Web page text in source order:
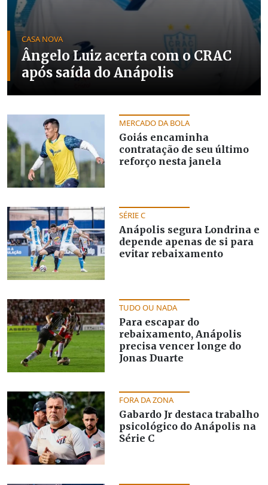
CASA NOVA
Ângelo Luiz acerta com o CRAC
após saída do Anápolis
MERCADO DA BOLA
Goiás encaminha
contratação de seu último
reforço nesta janela
SÉRIE C
Anápolis segura Londrina e
depende apenas de si para
evitar rebaixamento
TUDO OU NADA
Para escapar do
rebaixamento, Anápolis
precisa vencer longe do
Jonas Duarte
FORA DA ZONA
Gabardo Jr destaca trabalho
psicológico do Anápolis na
Série C